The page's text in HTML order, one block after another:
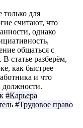
для
считают, что
однако
общаться с
статье разберём,
как быстрее
и что
должности.
#Карьера
#Трудовое право